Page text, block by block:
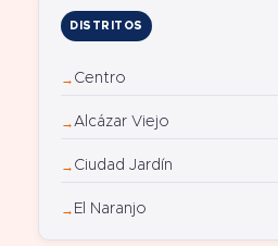
DISTRITOS
Centro
Alcázar Viejo
Ciudad Jardín
El Naranjo